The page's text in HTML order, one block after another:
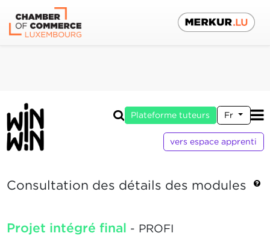
Plateforme tuteurs Fr
vers espace apprenti
Consultation des détails des modules
Projet intégré final - PROFI